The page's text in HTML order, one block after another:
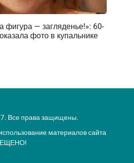
фигура — загляденье!»: 60-
фото в купальнике
Все права защищены.
материалов сайта